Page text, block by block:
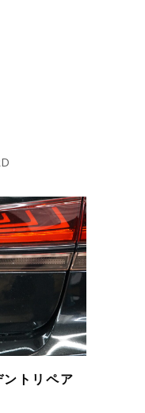
トリペア